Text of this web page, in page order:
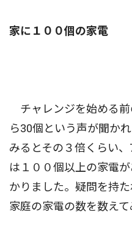
家に１００個の家電
チャレンジを始める
ら30個という声が聞か
みるとその３倍くらい
は１００個以上の家電
かりました。疑問を持
家庭の家電の数を数えて